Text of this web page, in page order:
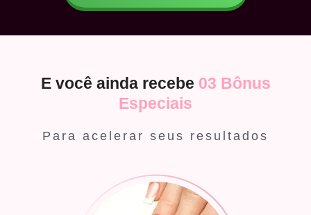
E você ainda recebe 03 Bônus
Especiais
Para acelerar seus resultados